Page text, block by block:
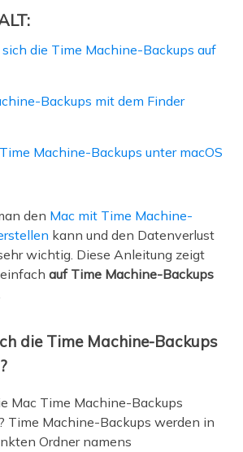
die Time Machine-Backups auf
Backups mit dem Finder
Machine-Backups unter macOS
den Mac mit Time Machine-
kann und den Datenverlust
wichtig. Diese Anleitung zeigt
auf Time Machine-Backups
die Time Machine-Backups
Mac Time Machine-Backups
Time Machine-Backups werden in
Ordner namens